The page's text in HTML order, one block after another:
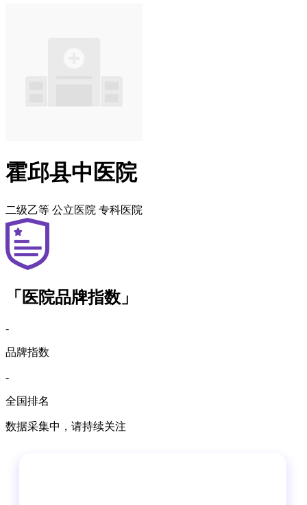
霍邱县中医院
二级乙等 公立医院 专科医院
「医院品牌指数」
-
品牌指数
-
全国排名
数据采集中，请持续关注